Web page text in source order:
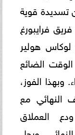
تسديدة قوية
فرايبورغ
هولير
الضائع
وبهذا الفوز،
النهائي مع
العملاق